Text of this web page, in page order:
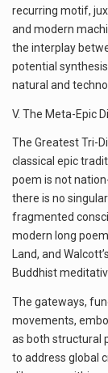
recurring motif,
and modern
the interplay
potential
natural and
V. The Meta-Epic
The Greatest Tri-
classical epic
poem is not
there is no
fragmented
modern long
Land, and
Buddhist
The gateways,
movements,
as both structural
to address global